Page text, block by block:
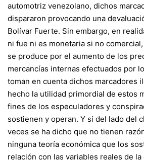
automotriz venezolano, dichos
dispararon provocando una
Bolívar Fuerte. Sin embargo, en
ni fue ni es monetaria si no
se produce por el aumento de los
mercancías internas efectuados por
toman en cuenta dichos marcadores
hecho la utilidad primordial de estos
fines de los especuladores y
sostienen y operan. Y si del lado del
veces se ha dicho que no tienen
ninguna teoría económica que los
relación con las variables reales de